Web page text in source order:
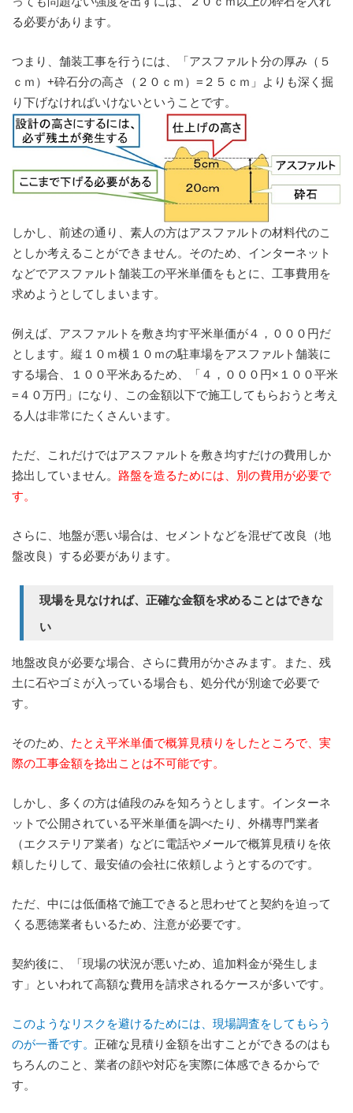
る必要があります。
つまり、舗装工事を行うには、「アスファルト分の厚み（５
ｃｍ）+砕石分の高さ（２０ｃｍ）=２５ｃｍ」よりも深く掘
り下げなければいけないということです。
しかし、前述の通り、素人の方はアスファルトの材料代のこ
としか考えることができません。そのため、インターネット
などでアスファルト舗装工の平米単価をもとに、工事費用を
求めようとしてしまいます。
例えば、アスファルトを敷き均す平米単価が４，０００円だ
とします。縦１０ｍ横１０ｍの駐車場をアスファルト舗装に
する場合、１００平米あるため、「４，０００円×１００平米
=４０万円」になり、この金額以下で施工してもらおうと考え
る人は非常にたくさんいます。
ただ、これだけではアスファルトを敷き均すだけの費用しか
捻出していません。 路盤を造るためには、別の費用が必要で
す。
さらに、地盤が悪い場合は、セメントなどを混ぜて改良（地
盤改良）する必要があります。
現場を見なければ、正確な金額を求めることはできな
い
地盤改良が必要な場合、さらに費用がかさみます。また、残
土に石やゴミが入っている場合も、処分代が別途で必要で
す。
そのため、 たとえ平米単価で概算見積りをしたところで、実
際の工事金額を捻出ことは不可能です。
しかし、多くの方は値段のみを知ろうとします。インターネ
ットで公開されている平米単価を調べたり、外構専門業者
（エクステリア業者）などに電話やメールで概算見積りを依
頼したりして、最安値の会社に依頼しようとするのです。
ただ、中には低価格で施工できると思わせてと契約を迫って
くる悪徳業者もいるため、注意が必要です。
契約後に、「現場の状況が悪いため、追加料金が発生しま
す」といわれて高額な費用を請求されるケースが多いです。
このようなリスクを避けるためには、現場調査をしてもらう
のが一番です。 正確な見積り金額を出すことができるのはも
ちろんのこと、業者の顔や対応を実際に体感できるからで
す。